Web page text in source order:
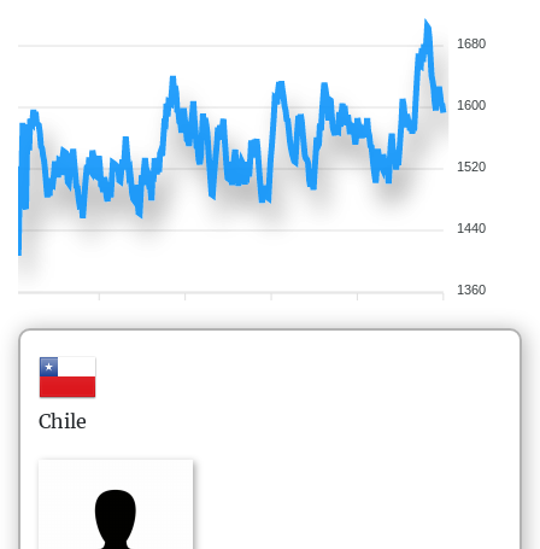
1680
1600
1520
1440
1360
Chile